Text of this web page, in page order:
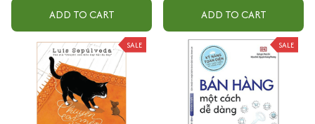
ADD TO CART ADD TO CART
SALE SALE